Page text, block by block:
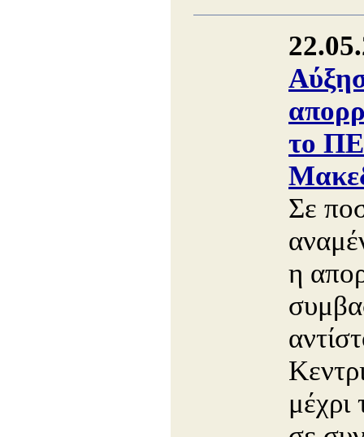
το
Σε
η
μέχρι